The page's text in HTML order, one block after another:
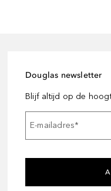
Douglas newsletter
Blijf altijd op de
E-mailadres*